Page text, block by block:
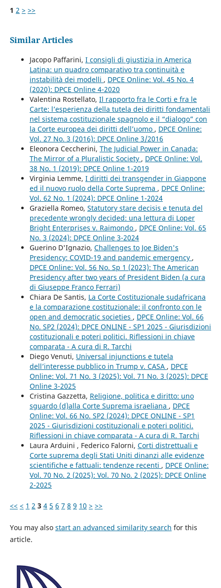
1 2 > >>
Similar Articles
Jacopo Paffarini, I consigli di giustizia in America
Latina: un quadro comparativo tra continuità e
instabilità dei modelli , DPCE Online: Vol. 45 No. 4
(2020): DPCE Online 4-2020
Valentina Rostellato, Il rapporto fra le Corti e fra le
Carte: l’esperienza della tutela dei diritti fondamentali
nel sistema costituzionale spagnolo e il “dialogo” con
la Corte europea dei diritti dell’uomo , DPCE Online:
Vol. 27 No. 3 (2016): DPCE Online 3/2016
Eleonora Ceccherini, The Judicial Power in Canada:
The Mirror of a Pluralistic Society , DPCE Online: Vol.
38 No. 1 (2019): DPCE Online 1-2019
Virginia Lemme, I diritti dei transgender in Giappone
ed il nuovo ruolo della Corte Suprema , DPCE Online:
Vol. 62 No. 1 (2024): DPCE Online 1-2024
Graziella Romeo, Statutory stare decisis e tenuta del
precedente wrongly decided: una lettura di Loper
Bright Enterprises v. Raimondo , DPCE Online: Vol. 65
No. 3 (2024): DPCE Online 3-2024
Guerino D'Ignazio, Challenges to Joe Biden's
Presidency: COVID-19 and pandemic emergency ,
DPCE Online: Vol. 56 No. Sp 1 (2023): The American
Presidency after two years of President Biden (a cura
di Giuseppe Franco Ferrari)
Chiara De Santis, La Corte Costituzionale sudafricana
e la comparazione costituzionale: il confronto con le
open and democratic societies , DPCE Online: Vol. 66
No. SP2 (2024): DPCE ONLINE - SP1 2025 - Giurisdizioni
costituzionali e poteri politici. Riflessioni in chiave
comparata - A cura di R. Tarchi
Diego Venuti, Universal injunctions e tutela
dell’interesse pubblico in Trump v. CASA , DPCE
Online: Vol. 71 No. 3 (2025): Vol. 71 No. 3 (2025): DPCE
Online 3-2025
Cristina Gazzetta, Religione, politica e diritto: uno
sguardo (d)alla Corte Suprema israeliana , DPCE
Online: Vol. 66 No. SP2 (2024): DPCE ONLINE - SP1
2025 - Giurisdizioni costituzionali e poteri politici.
Riflessioni in chiave comparata - A cura di R. Tarchi
Laura Arduini , Federico Falorni, Corti distrettuali e
Corte suprema degli Stati Uniti dinanzi alle evidenze
scientifiche e fattuali: tendenze recenti , DPCE Online:
Vol. 70 No. 2 (2025): Vol. 70 No. 2 (2025): DPCE Online
2-2025
<< < 1 2 3 4 5 6 7 8 9 10 > >>
You may also start an advanced similarity search for this
article.